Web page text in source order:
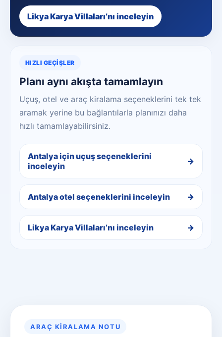
Likya Karya Villaları’nı inceleyin
HIZLI GEÇIŞLER
Planı aynı akışta tamamlayın
Uçuş, otel ve araç kiralama seçeneklerini tek tek
aramak yerine bu bağlantılarla planınızı daha
hızlı tamamlayabilirsiniz.
Antalya için uçuş seçeneklerini
inceleyin
Antalya otel seçeneklerini inceleyin
Likya Karya Villaları’nı inceleyin
ARAÇ KIRALAMA NOTU